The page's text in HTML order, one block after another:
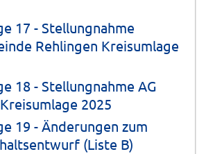
17 - Stellungnahme
Rehlingen Kreisumlage
18 - Stellungnahme AG
2025
19 - Änderungen zum
(Liste B)